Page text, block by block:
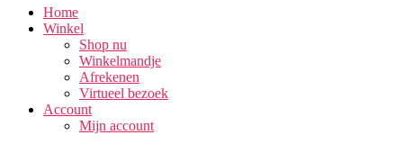
Home
Winkel
Shop nu
Winkelmandje
Afrekenen
Virtueel bezoek
Account
Mijn account